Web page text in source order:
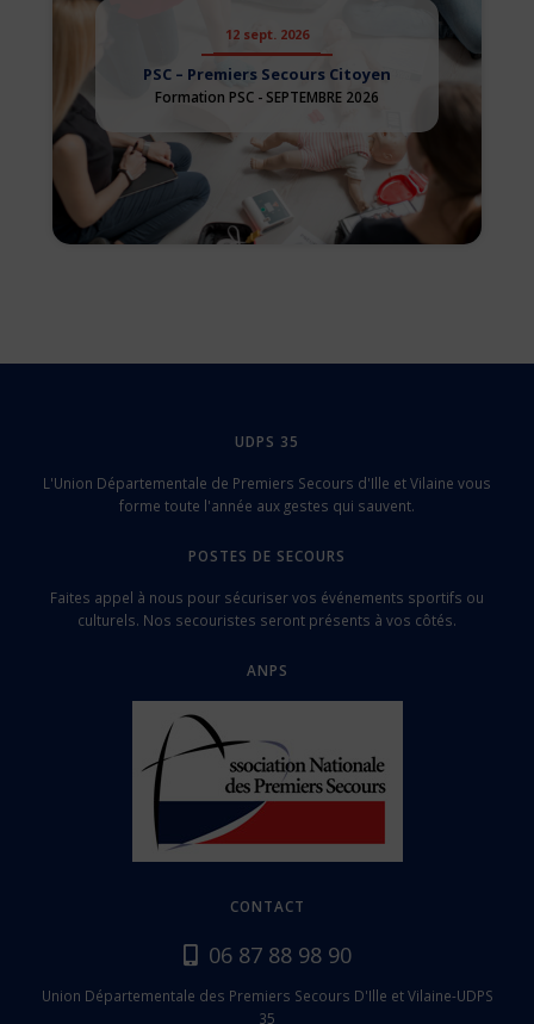
12 sept. 2026
PSC – Premiers Secours Citoyen
Formation PSC - SEPTEMBRE 2026
UDPS 35
L'Union Départementale de Premiers Secours d'Ille et Vilaine vous
forme toute l'année aux gestes qui sauvent.
POSTES DE SECOURS
Faites appel à nous pour sécuriser vos événements sportifs ou
culturels. Nos secouristes seront présents à vos côtés.
ANPS
CONTACT
06 87 88 98 90
Union Départementale des Premiers Secours D'Ille et Vilaine-UDPS
35